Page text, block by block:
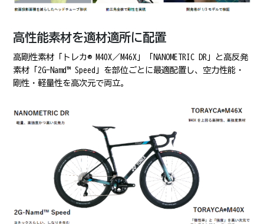
高性能素材を適材適所に配置
高剛性素材「トレカ® M40X／M46X」「NANOMETRIC DR」と高反発
素材「2G-Namd™ Speed」を部位ごとに最適配置し、空力性能・
剛性・軽量性を高次元で両立。